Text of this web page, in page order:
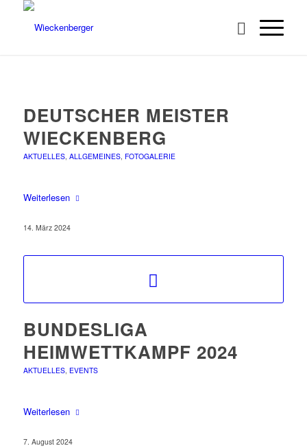
DEUTSCHER MEISTER
WIECKENBERG
AKTUELLES, ALLGEMEINES, FOTOGALERIE
Weiterlesen
14. März 2024
BUNDESLIGA
HEIMWETTKAMPF 2024
AKTUELLES, EVENTS
Weiterlesen
7. August 2024